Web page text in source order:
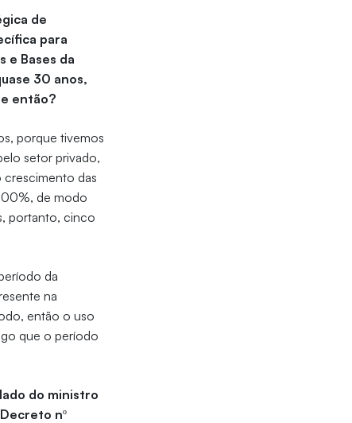
de
para
e Bases da
30 anos,
então?
porque tivemos
setor privado,
crescimento das
de modo
portanto, cinco
da
na
então o uso
que o período
do ministro
nº